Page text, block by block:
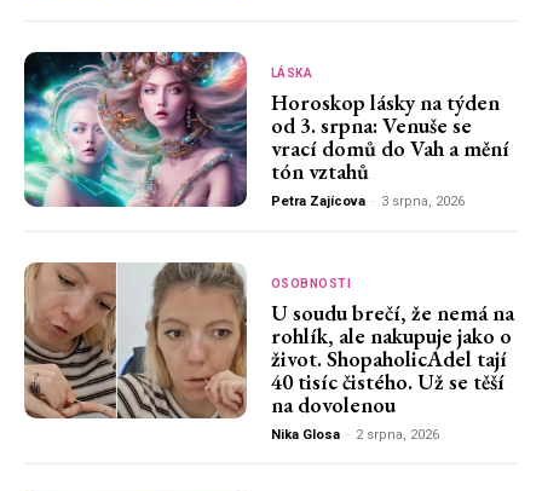
LÁSKA
Horoskop lásky na týden
od 3. srpna: Venuše se
vrací domů do Vah a mění
tón vztahů
Petra Zajícova - 3 srpna, 2026
OSOBNOSTI
U soudu brečí, že nemá na
rohlík, ale nakupuje jako o
život. ShopaholicAdel tají
40 tisíc čistého. Už se těší
na dovolenou
Nika Glosa - 2 srpna, 2026